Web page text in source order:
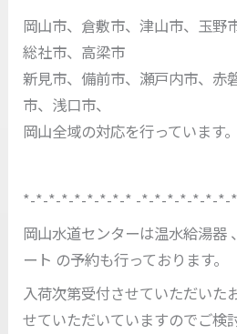
岡山市、倉敷市、津山市、玉野
総社市、高梁市
新見市、備前市、瀬戸内市、赤
市、浅口市、
岡山全域の対応を行っています。
*-*-*-*-*-*-*-*-* -*-*-*-*-*-*-*-
岡山水道センターは温水給湯器
ート の予約も行っております。
入荷次第受付させていただいた
せていただいていますのでご検